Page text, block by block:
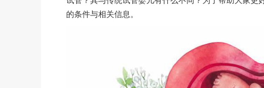
的条件与相关信息。